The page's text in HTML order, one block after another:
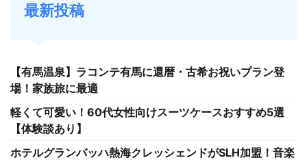
最新投稿
【有馬温泉】ラコンテ有馬に還暦・古希お祝いプラン登
場！家族旅に最適
軽くて可愛い！60代女性向けスーツケースおすすめ5選
【体験談あり】
ホテルグランバッハ熱海クレッシェンドがSLH加盟！音楽